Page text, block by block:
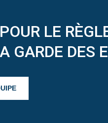
LE
GARDE DES